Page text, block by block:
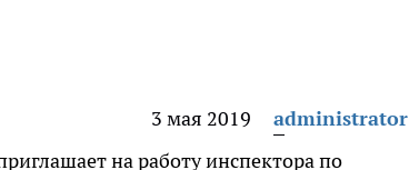
3 мая 2019
administrator
на работу инспектора по